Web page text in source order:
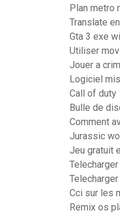
Plan metro
Translate
Gta 3 exe
Utiliser
Jouer a
Logiciel
Call of duty
Bulle de
Comment
Jurassic
Jeu gratuit
Cci sur les
Remix os